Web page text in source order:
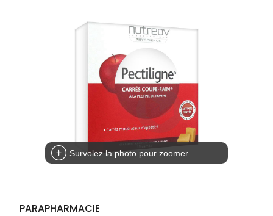
Dispositifs
médicaux
Cheveux
INFORMATIONS
UTILES
DE SANTÉ
Survolez la photo pour zoomer
PARAPHARMACIE